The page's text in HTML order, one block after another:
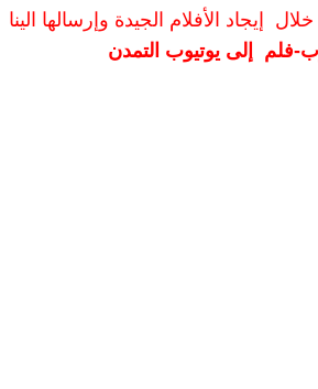
إيجاد الأفلام الجيدة وإرسالها الينا
فلم إلى يوتيوب التمدن